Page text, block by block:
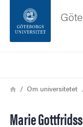
Sidfoten
Länkstig
HemOm universitetet
Marie